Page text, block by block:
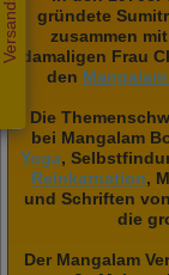
gründete
zusammen
damaligen Frau
den
Die
bei Mangalam
Yoga,
Reinkarnation,
und Schriften
die
Der Mangalam